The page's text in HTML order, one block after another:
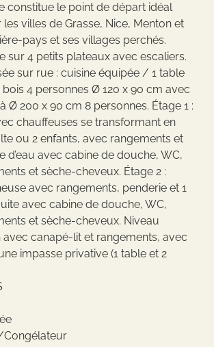
constitue le point de départ idéal
villes de Grasse, Nice, Menton et
pays et ses villages perchés.
sur 4 petits plateaux avec escaliers.
sur rue : cuisine équipée / 1 table
4 personnes Ø 120 x 90 cm avec
Ø 200 x 90 cm 8 personnes. Étage 1 :
chauffeuses se transformant en
ou 2 enfants, avec rangements et
d’eau avec cabine de douche, WC,
et sèche-cheveux. Étage 2 :
avec rangements, penderie et 1
avec cabine de douche, WC,
et sèche-cheveux. Niveau
avec canapé-lit et rangements, avec
impasse privative (1 table et 2
Congélateur